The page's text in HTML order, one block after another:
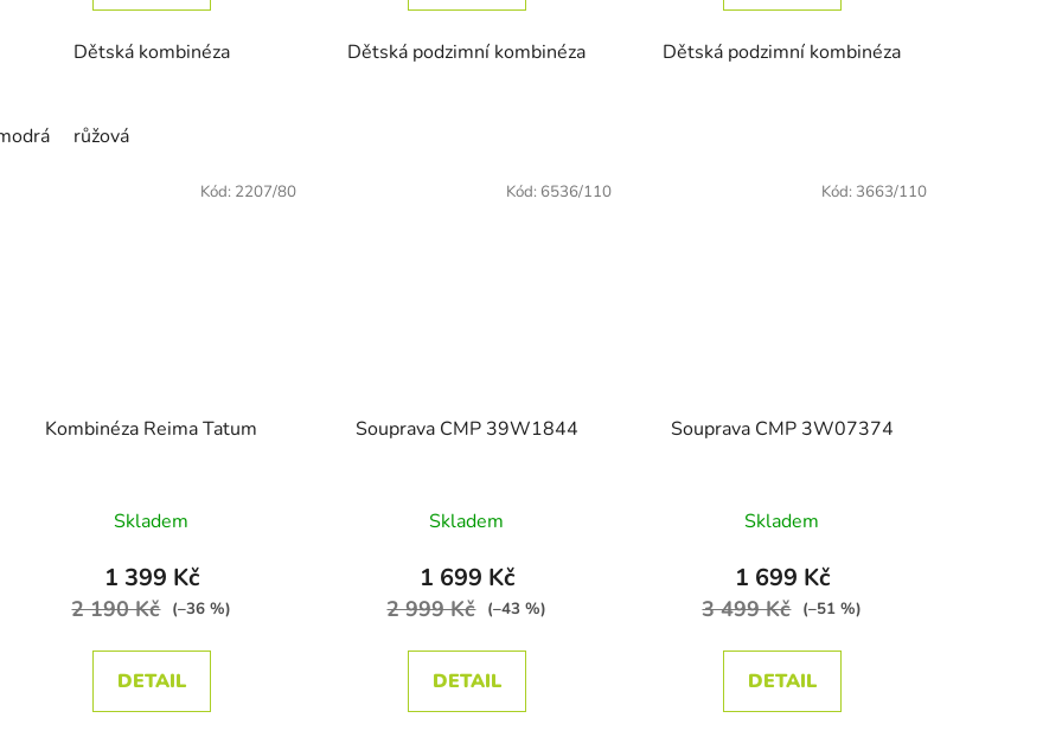
Dětská kombinéza
růžová
Dětská podzimní kombinéza Dětská podzimní kombinéza
Kombinéza Reima Tatum
Skladem
1 399 Kč
2 190 Kč (–36 %)
DETAIL
Kód: 2207/80
Souprava CMP 39W1844
Skladem
1 699 Kč
2 999 Kč (–43 %)
DETAIL
Kód: 6536/110
Souprava CMP 3W07374
Skladem
1 699 Kč
3 499 Kč (–51 %)
DETAIL
Kód: 3663/110